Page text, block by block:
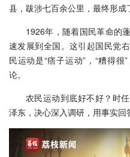
县，跋涉七百余公里，最终形成
1926年，随着国民革命的
速发展到全国。这引起国民党
民运动是“痞子运动”，“糟得
论。
农民运动到底好不好？时
泽东，决心深入调研，用事实回